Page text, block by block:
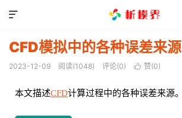

CFD模拟中的各种误差来源
2023-12-09 阅读(1048) 评论(0)  赞(0)
本文描述CFD计算过程中的各种误差来源。